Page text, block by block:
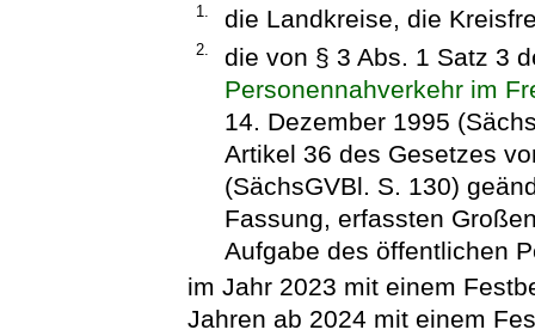
1. die Landkreise, die
2.
die von § 3 Abs. 1 Satz 3
Personennahverkehr im
14. Dezember 1995
Artikel 36 des Gesetzes
(SächsGVBl. S. 130)
Fassung, erfassten
Aufgabe des öffentlichen
im Jahr 2023 mit einem
Jahren ab 2024 mit einem